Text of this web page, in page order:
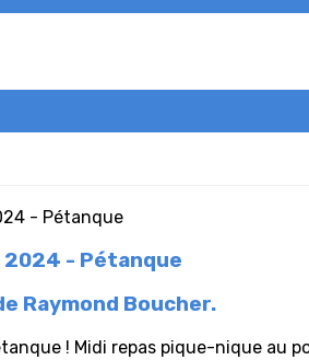
- Pétanque
Raymond Boucher.
! Midi repas pique-nique au